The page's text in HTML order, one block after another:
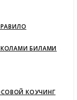
БИЛАМИ
КОУЧИНГ